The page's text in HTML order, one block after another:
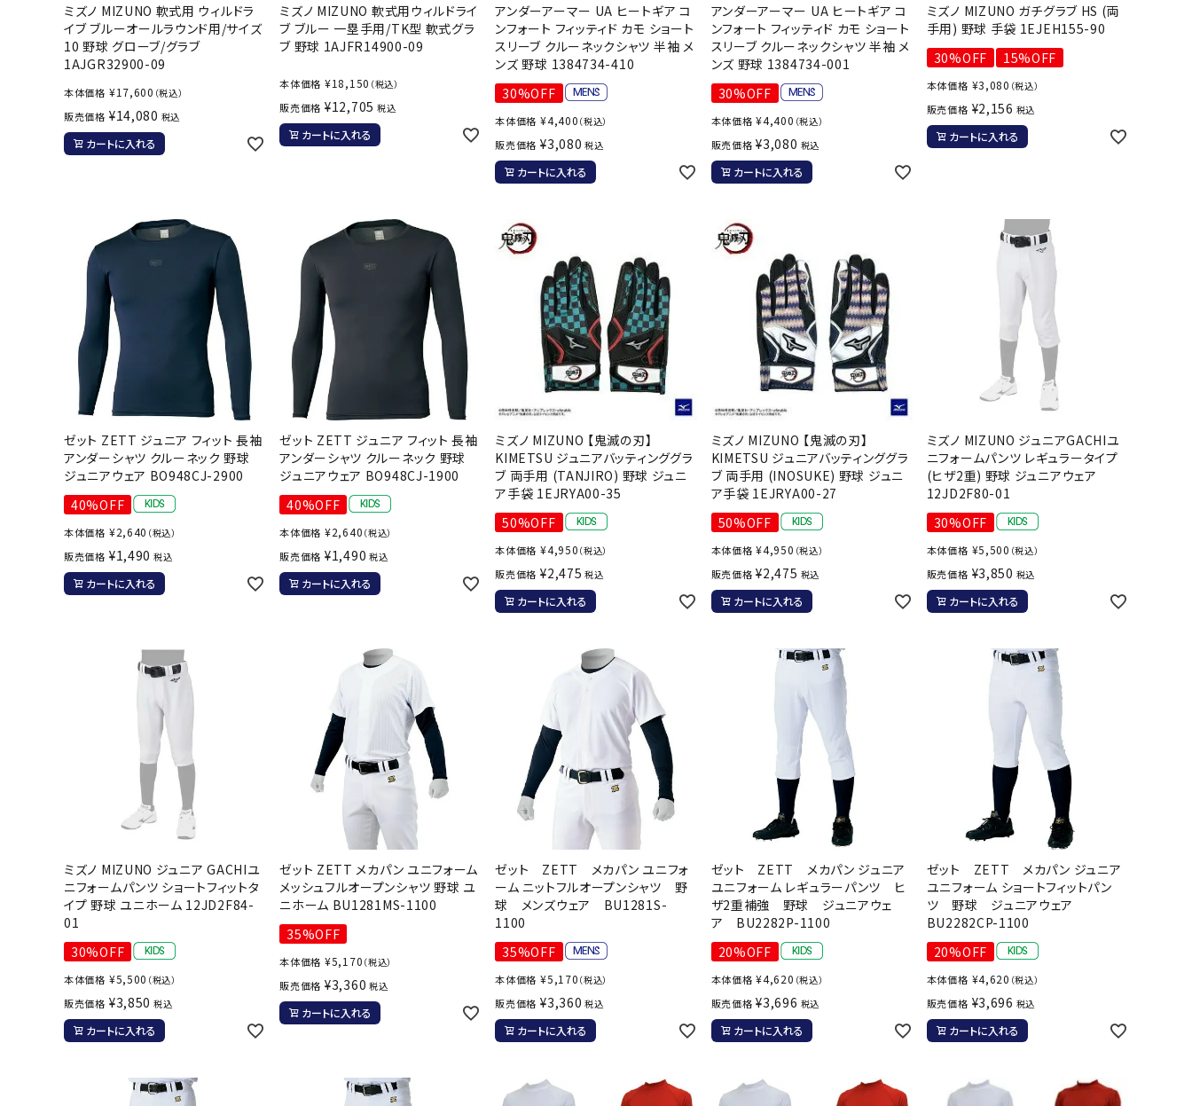
Wacoa
l CW-X
Wilso
n
Wstud
io
YASAK
A
YONEX
ZAMS
ZETT
ミズノ MIZUNO 軟式用 ウィルドラ
イブ ブルーオールラウンド用/サイズ
10 野球 グローブ/グラブ
1AJGR32900-09
本体価格 ¥17,600 （税込）
販売価格 ¥14,080 税込
カートに入れる
ミズノ MIZUNO 軟式用ウィルドライ
ブ ブルー 一塁手用/TK型 軟式グラ
ブ 野球 1AJFR14900-09
本体価格 ¥18,150 （税込）
販売価格 ¥12,705 税込
カートに入れる
アンダーアーマー UA ヒートギア コ
ンフォート フィッティド カモ ショート
スリーブ クルーネックシャツ 半袖 メ
ンズ 野球 1384734-410
30%OFF
本体価格 ¥4,400 （税込）
販売価格 ¥3,080 税込
カートに入れる
アンダーアーマー UA ヒートギア コ
ンフォート フィッティド カモ ショート
スリーブ クルーネックシャツ 半袖 メ
ンズ 野球 1384734-001
30%OFF
本体価格 ¥4,400 （税込）
販売価格 ¥3,080 税込
カートに入れる
ミズノ MIZUNO ガチグラブ HS (両
手用) 野球 手袋 1EJEH155-90
30%OFF
15%OFF
本体価格 ¥3,080 （税込）
販売価格 ¥2,156 税込
カートに入れる
ゼット ZETT ジュニア フィット 長袖
アンダーシャツ クルーネック 野球
ジュニアウェア BO948CJ-2900
40%OFF
本体価格 ¥2,640 （税込）
販売価格 ¥1,490 税込
カートに入れる
ゼット ZETT ジュニア フィット 長袖
アンダーシャツ クルーネック 野球
ジュニアウェア BO948CJ-1900
40%OFF
本体価格 ¥2,640 （税込）
販売価格 ¥1,490 税込
カートに入れる
ミズノ MIZUNO 【鬼滅の刃】
KIMETSU ジュニアバッティンググラ
ブ 両手用 (TANJIRO) 野球 ジュニ
ア手袋 1EJRYA00-35
50%OFF
本体価格 ¥4,950 （税込）
販売価格 ¥2,475 税込
カートに入れる
ミズノ MIZUNO 【鬼滅の刃】
KIMETSU ジュニアバッティンググラ
ブ 両手用 (INOSUKE) 野球 ジュニ
ア手袋 1EJRYA00-27
50%OFF
本体価格 ¥4,950 （税込）
販売価格 ¥2,475 税込
カートに入れる
ミズノ MIZUNO ジュニアGACHIユ
ニフォームパンツ レギュラータイプ
(ヒザ2重) 野球 ジュニアウェア
12JD2F80-01
30%OFF
本体価格 ¥5,500 （税込）
販売価格 ¥3,850 税込
カートに入れる
ミズノ MIZUNO ジュニア GACHIユ
ニフォームパンツ ショートフィットタ
イプ 野球 ユニホーム 12JD2F84-
01
30%OFF
本体価格 ¥5,500 （税込）
販売価格 ¥3,850 税込
カートに入れる
ゼット ZETT メカパン ユニフォーム
メッシュフルオープンシャツ 野球 ユ
ニホーム BU1281MS-1100
35%OFF
本体価格 ¥5,170 （税込）
販売価格 ¥3,360 税込
カートに入れる
ゼット ZETT メカパン ユニフォ
ーム ニットフルオープンシャツ 野
球 メンズウェア BU1281S-
1100
35%OFF
本体価格 ¥5,170 （税込）
販売価格 ¥3,360 税込
カートに入れる
ゼット ZETT メカパン ジュニア
ユニフォーム レギュラーパンツ ヒ
ザ2重補強 野球 ジュニアウェ
ア BU2282P-1100
20%OFF
本体価格 ¥4,620 （税込）
販売価格 ¥3,696 税込
カートに入れる
ゼット ZETT メカパン ジュニア
ユニフォーム ショートフィットパン
ツ 野球 ジュニアウェア
BU2282CP-1100
20%OFF
本体価格 ¥4,620 （税込）
販売価格 ¥3,696 税込
カートに入れる